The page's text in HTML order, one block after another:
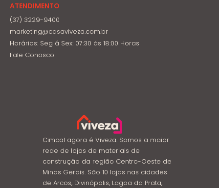
ATENDIMENTO
(37) 3229-9400
marketing@casaviveza.com.br
Horários: Seg á Sex: 07:30 ás 18:00 Horas
Fale Conosco
Cimcal agora é Viveza. Somos a maior
rede de lojas de materiais de
construção da região Centro-Oeste de
Minas Gerais. São 10 lojas nas cidades
de Arcos, Divinópolis, Lagoa da Prata,